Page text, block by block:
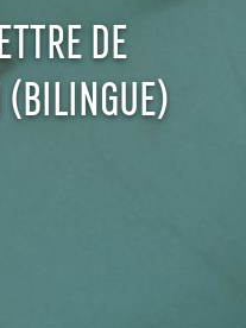
DE
(BILINGUE)